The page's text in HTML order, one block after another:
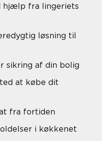
hjælp fra lingeriets
løsning til
sikring af din bolig
at købe dit
fra fortiden
i køkkenet